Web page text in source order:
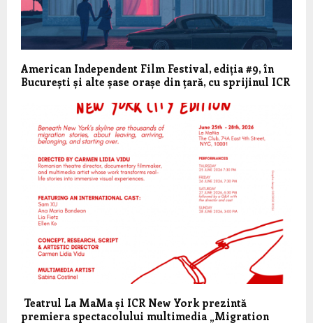
American Independent Film Festival, ediția #9, în
București și alte șase orașe din țară, cu sprijinul ICR
Teatrul La MaMa și ICR New York prezintă
premiera spectacolului multimedia „Migration